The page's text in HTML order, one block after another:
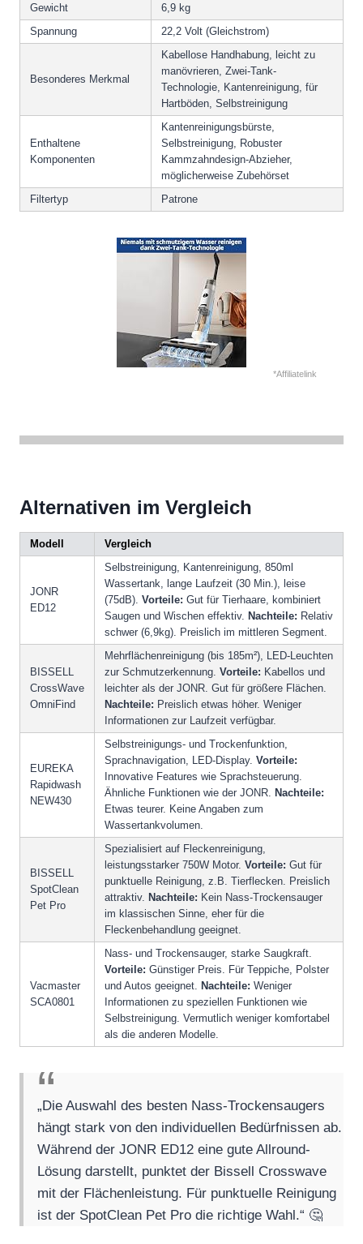
Gewicht
6,9 kg
Spannung
22,2 Volt (Gleichstrom)
Besonderes Merkmal
Kabellose Handhabung, leicht zu
manövrieren, Zwei-Tank-
Technologie, Kantenreinigung, für
Hartböden, Selbstreinigung
Enthaltene
Komponenten
Kantenreinigungsbürste,
Selbstreinigung, Robuster
Kammzahndesign-Abzieher,
möglicherweise Zubehörset
Filtertyp
Patrone
*Affiliatelink
Alternativen im Vergleich
Modell Vergleich
JONR
ED12
Selbstreinigung, Kantenreinigung, 850ml
Wassertank, lange Laufzeit (30 Min.), leise
(75dB). Vorteile: Gut für Tierhaare, kombiniert
Saugen und Wischen effektiv. Nachteile: Relativ
schwer (6,9kg). Preislich im mittleren Segment.
BISSELL
CrossWave
OmniFind
Mehrflächenreinigung (bis 185m²), LED-Leuchten
zur Schmutzerkennung. Vorteile: Kabellos und
leichter als der JONR. Gut für größere Flächen.
Nachteile: Preislich etwas höher. Weniger
Informationen zur Laufzeit verfügbar.
EUREKA
Rapidwash
NEW430
Selbstreinigungs- und Trockenfunktion,
Sprachnavigation, LED-Display. Vorteile:
Innovative Features wie Sprachsteuerung.
Ähnliche Funktionen wie der JONR. Nachteile:
Etwas teurer. Keine Angaben zum
Wassertankvolumen.
BISSELL
SpotClean
Pet Pro
Spezialisiert auf Fleckenreinigung,
leistungsstarker 750W Motor. Vorteile: Gut für
punktuelle Reinigung, z.B. Tierflecken. Preislich
attraktiv. Nachteile: Kein Nass-Trockensauger
im klassischen Sinne, eher für die
Fleckenbehandlung geeignet.
Vacmaster
SCA0801
Nass- und Trockensauger, starke Saugkraft.
Vorteile: Günstiger Preis. Für Teppiche, Polster
und Autos geeignet. Nachteile: Weniger
Informationen zu speziellen Funktionen wie
Selbstreinigung. Vermutlich weniger komfortabel
als die anderen Modelle.
„Die Auswahl des besten Nass-Trockensaugers
hängt stark von den individuellen Bedürfnissen ab.
Während der JONR ED12 eine gute Allround-
Lösung darstellt, punktet der Bissell Crosswave
mit der Flächenleistung. Für punktuelle Reinigung
ist der SpotClean Pet Pro die richtige Wahl.“ 🤔